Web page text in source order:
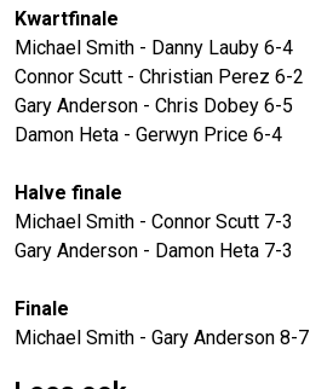
Kwartfinale
Michael Smith - Danny Lauby 6-4
Connor Scutt - Christian Perez 6-2
Gary Anderson - Chris Dobey 6-5
Damon Heta - Gerwyn Price 6-4
Halve finale
Michael Smith - Connor Scutt 7-3
Gary Anderson - Damon Heta 7-3
Finale
Michael Smith - Gary Anderson 8-7